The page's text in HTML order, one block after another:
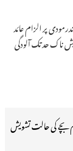
پر الزام عائد
ناک حد تک آلودگی
بچے کی حالت تشویش